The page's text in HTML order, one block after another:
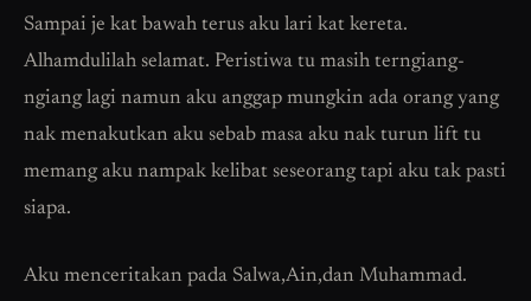
Sampai je kat bawah terus aku lari kat kereta.
Alhamdulilah selamat. Peristiwa tu masih terngiang-
ngiang lagi namun aku anggap mungkin ada orang yang
nak menakutkan aku sebab masa aku nak turun lift tu
memang aku nampak kelibat seseorang tapi aku tak pasti
siapa.
Aku menceritakan pada Salwa,Ain,dan Muhammad.